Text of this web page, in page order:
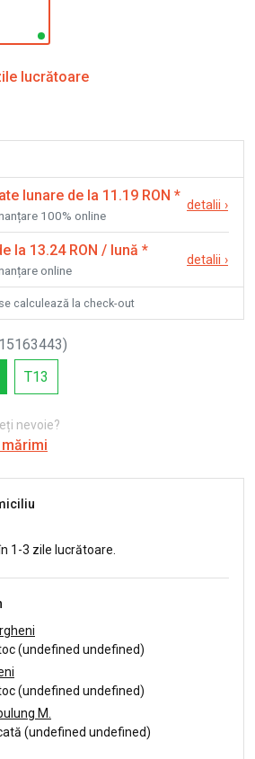
lucrătoare
lunare de la 11.19 RON *
100% online
detalii ›
la 13.24 RON / lună *
online
detalii ›
calculează la check-out
)
T13
nevoie?
1-3 zile lucrătoare.
(undefined undefined)
(undefined undefined)
M.
(undefined undefined)